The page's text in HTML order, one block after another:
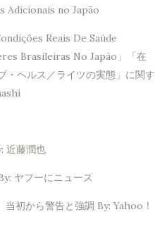
Adicionais no Japão
Reais De Saúde
Brasileiras No Japão」「在
・ヘルス／ライツの実態」に関す
近藤潤也
ヤフーにニュース
初から警告と強調 By: Yahoo！